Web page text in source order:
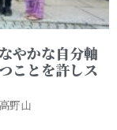
やかな自分軸
ことを許しス
野山